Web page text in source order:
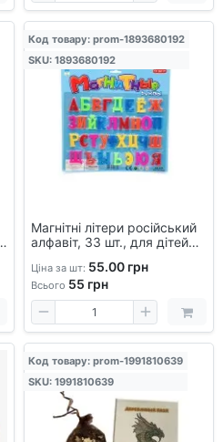
Магнітні літери російський
алфавіт, 33 шт., для дітей
Код товару: prom-1893680192
SKU: 1893680192
Ціна за шт: 55.00 грн
Всього 55 грн
Код товару: prom-1991810639
SKU: 1991810639